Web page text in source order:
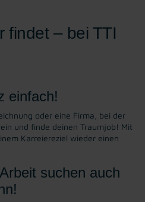
findet – bei TTI
einfach!
oder eine Firma, bei der
und finde deinen Traumjob! Mit
Karreiereziel wieder einen
suchen auch